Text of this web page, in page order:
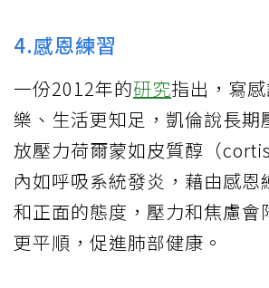
4.感恩練習
一份2012年的研究指出，寫
樂、生活更知足，凱倫說長期
放壓力荷爾蒙如皮質醇（
內如呼吸系統發炎，藉由感恩
和正面的態度，壓力和焦慮會
更平順，促進肺部健康。